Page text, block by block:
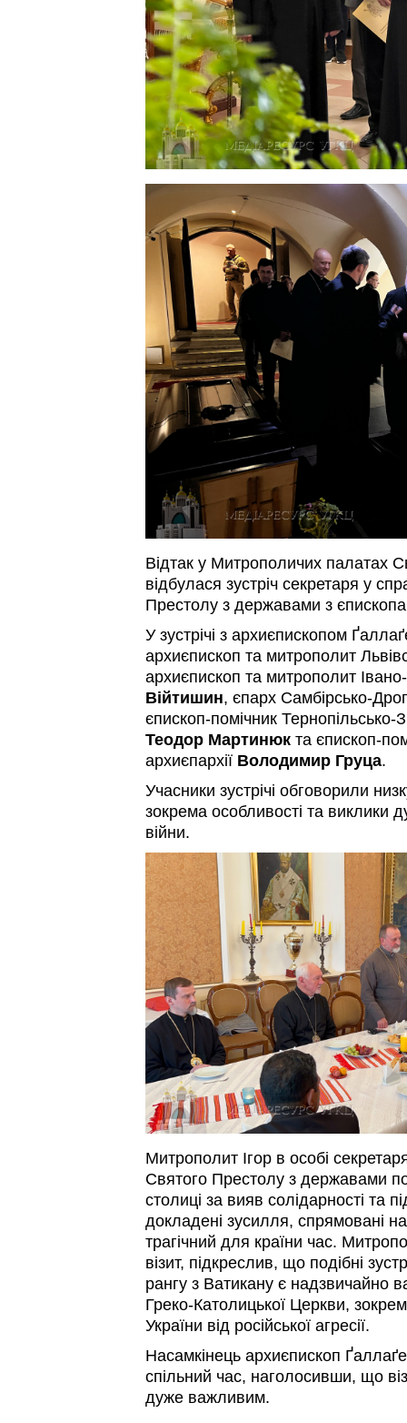
Відтак у Митрополичих палатах
відбулася зустріч секретаря у
Престолу з державами з
У зустрічі з архиєпископом
архиєпископ та митрополит
архиєпископ та митрополит
Війтишин, єпарх Самбірсько-
єпископ-помічник Тернопільсько-
Теодор Мартинюк та єпископ-
архиєпархії Володимир Груца.
Учасники зустрічі обговорили
зокрема особливості та виклики
війни.
Митрополит Ігор в особі
Святого Престолу з державами
столиці за вияв солідарності та
докладені зусилля, спрямовані
трагічний для країни час.
візит, підкреслив, що подібні
рангу з Ватикану є надзвичайно
Греко-Католицької Церкви,
України від російської агресії.
Насамкінець архиєпископ
спільний час, наголосивши, що
дуже важливим.